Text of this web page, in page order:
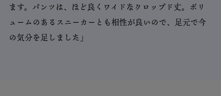
ます。パンツは、ほど良くワイドなクロップド丈。ボリ
ュームのあるスニーカーとも相性が良いので、足元で今
の気分を足しました」